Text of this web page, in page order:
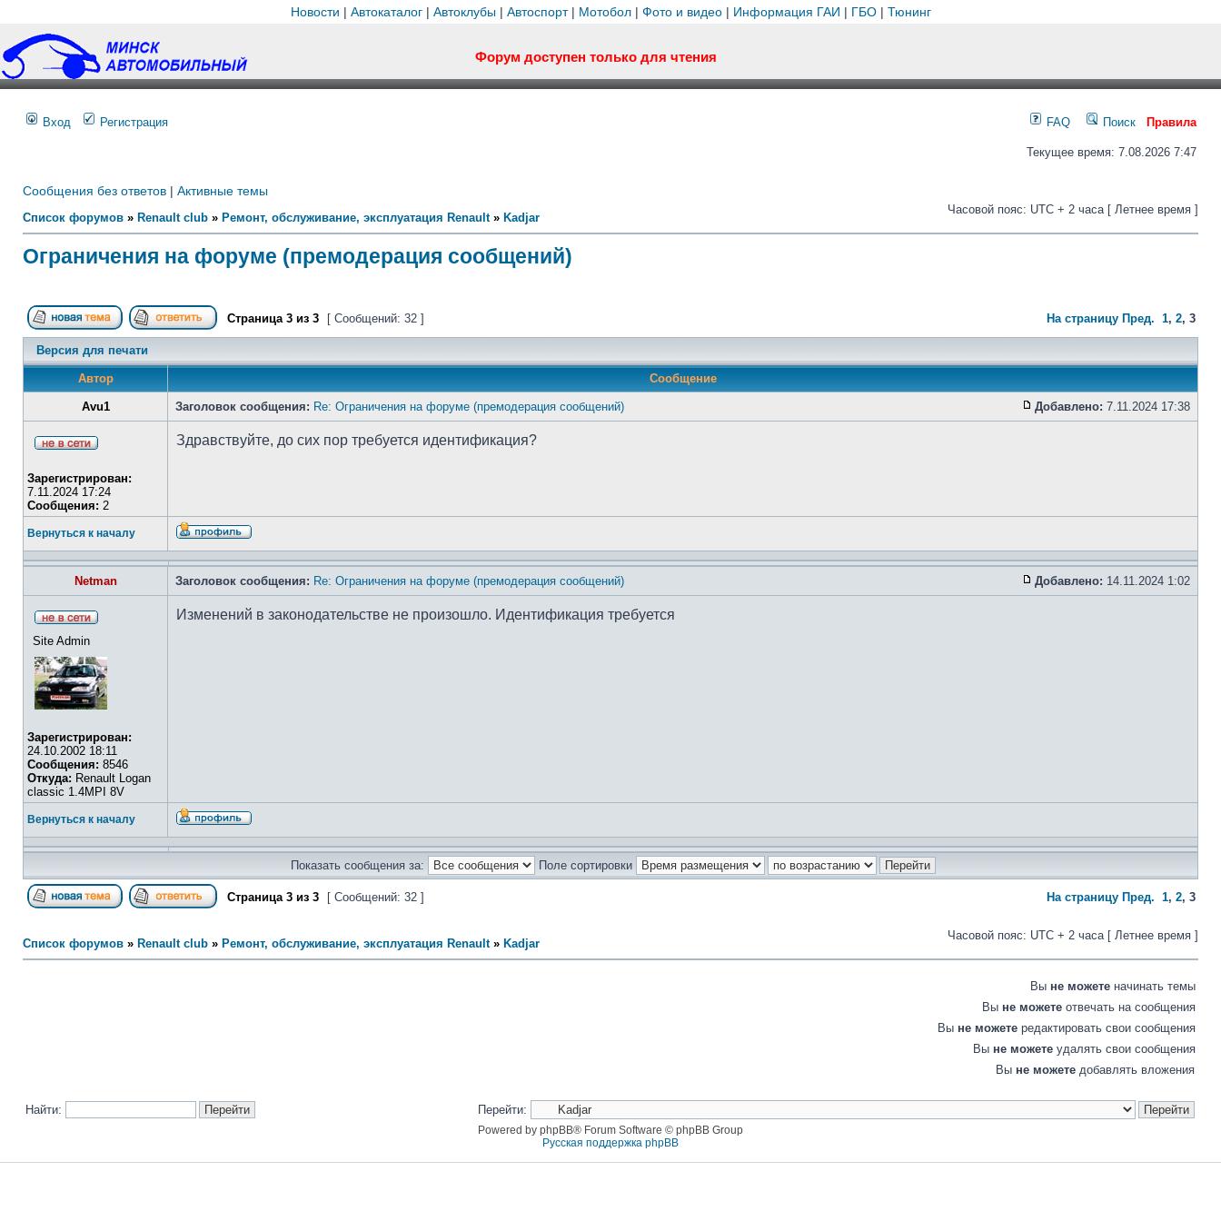
Новости | Автокаталог| Автоклубы| Автоспорт| Мотобол| Фото и видео| Информация ГАИ | ГБО| Тюнинг
Форум доступен только для чтения
Вход Регистрация FAQ Поиск Правила
Текущее время: 7.08.2026 7:47
Сообщения без ответов | Активные темы
Список форумов » Renault club » Ремонт, обслуживание, эксплуатация Renault» Kadjar
Часовой пояс: UTC + 2 часа [ Летнее время ]
Ограничения на форуме (премодерация сообщений)
Страница 3 из 3 [ Сообщений: 32 ] На страницу Пред. 1, 2, 3
Версия для печати
Автор Сообщение
Avu1 Заголовок сообщения: Re: Ограничения на форуме (премодерация сообщений) Добавлено: 7.11.2024 17:38
Зарегистрирован:
7.11.2024 17:24
Сообщения: 2
Здравствуйте, до сих пор требуется идентификация?
Вернуться к началу
Netman Заголовок сообщения: Re: Ограничения на форуме (премодерация сообщений) Добавлено: 14.11.2024 1:02
Site Admin
Зарегистрирован:
24.10.2002 18:11
Сообщения: 8546
Откуда: Renault Logan
classic 1.4MPI 8V
Изменений в законодательстве не произошло. Идентификация требуется
Вернуться к началу
Показать сообщения за: Поле сортировки
Страница 3 из 3 [ Сообщений: 32 ] На страницу Пред. 1, 2, 3
Список форумов » Renault club » Ремонт, обслуживание, эксплуатация Renault» Kadjar
Часовой пояс: UTC + 2 часа [ Летнее время ]
Вы не можете начинать темы
Вы не можете отвечать на сообщения
Вы не можете редактировать свои сообщения
Вы не можете удалять свои сообщения
Вы не можете добавлять вложения
Найти: Перейти:
Powered by phpBB® Forum Software © phpBB Group
Русская поддержка phpBB